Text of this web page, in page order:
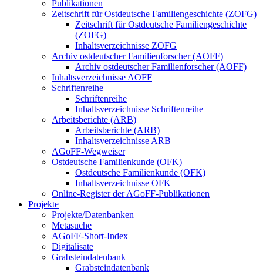
Publikationen
Zeitschrift für Ostdeutsche Familiengeschichte (ZOFG)
Zeitschrift für Ostdeutsche Familiengeschichte
(ZOFG)
Inhaltsverzeichnisse ZOFG
Archiv ostdeutscher Familienforscher (AOFF)
Archiv ostdeutscher Familienforscher (AOFF)
Inhaltsverzeichnisse AOFF
Schriftenreihe
Schriftenreihe
Inhaltsverzeichnisse Schriftenreihe
Arbeitsberichte (ARB)
Arbeitsberichte (ARB)
Inhaltsverzeichnisse ARB
AGoFF-Wegweiser
Ostdeutsche Familienkunde (OFK)
Ostdeutsche Familienkunde (OFK)
Inhaltsverzeichnisse OFK
Online-Register der AGoFF-Publikationen
Projekte
Projekte/Datenbanken
Metasuche
AGoFF-Short-Index
Digitalisate
Grabsteindatenbank
Grabsteindatenbank